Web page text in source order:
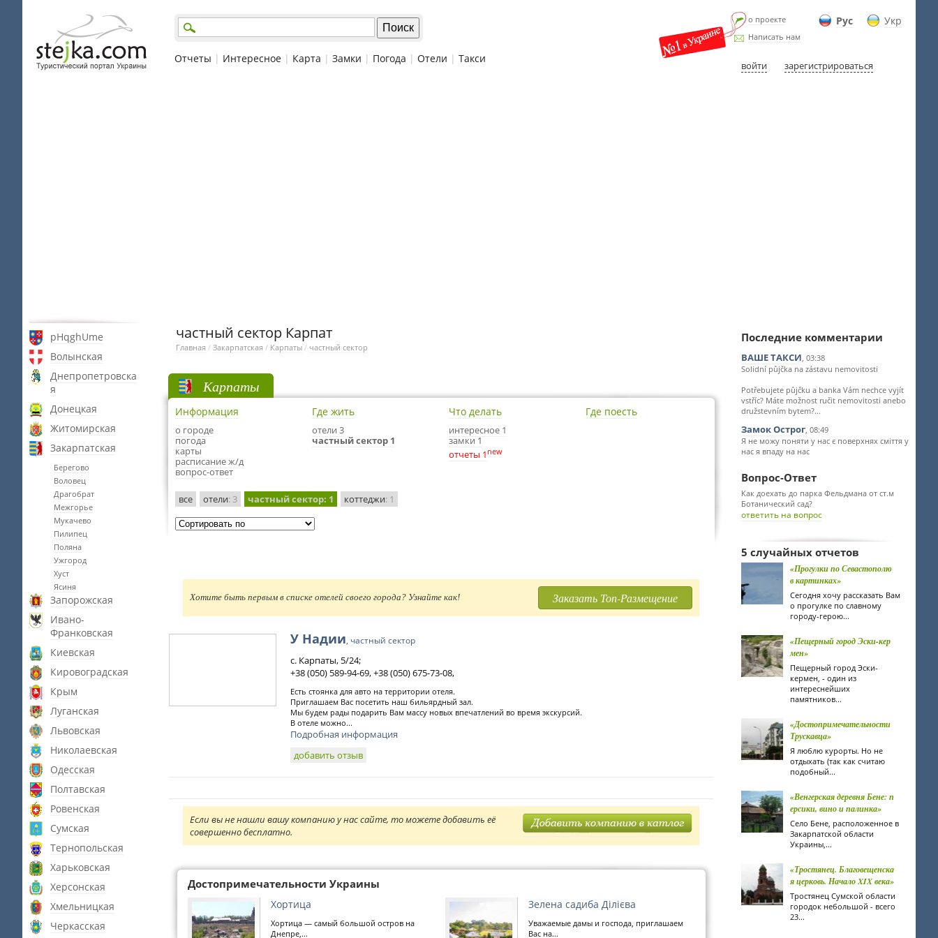
Рус Укр
о проекте
Написать нам
войти зарегистрироваться
Отчеты | Интересное | Карта | Замки | Погода | Отели | Такси
pHqghUme
Волынская
Днепропетровска
я
Донецкая
Житомирская
Закарпатская
Берегово
Воловец
Драгобрат
Межгорье
Мукачево
Пилипец
Поляна
Ужгород
Хуст
Ясиня
Запорожская
Ивано-
Франковская
Киевская
Кировоградская
Крым
Луганская
Львовская
Николаевская
Одесская
Полтавская
Ровенская
Сумская
Тернопольская
Харьковская
Херсонская
Хмельницкая
Черкасская
частный сектор Карпат
Главная / Закарпатская / Карпаты / частный сектор
Карпаты
Информация
о городе
погода
карты
расписание ж/д
вопрос-ответ
Где жить
отели 3
частный сектор 1
Что делать
интересное 1
замки 1
отчеты 1 new
Где поесть
все отели: 3 частный сектор: 1 коттеджи: 1
Хотите быть первым в списке отелей своего города? Узнайте как! Заказать Топ-Размещение
У Надии, частный сектор
с. Карпаты, 5/24;
+38 (050) 589-94-69, +38 (050) 675-73-08,
Есть стоянка для авто на территории отеля.
Приглашаем Вас посетить наш бильярдный зал.
Мы будем рады подарить Вам массу новых впечатлений во время экскурсий.
В отеле можно...
Подробная информация
добавить отзыв
Если вы не нашли вашу компанию у нас сайте, то можете добавить её
совершенно бесплатно.
Достопримечательности Украины
Хортица
Хортица — самый большой остров на
Днепре,...
Зелена садиба Ділієва
Уважаемые дамы и господа, приглашаем
Вас на...
Последние комментарии
ВАШЕ ТАКСИ, 03:38
Solidní půjčka na zástavu nemovitosti
Potřebujete půjčku a banka Vám nechce vyjít
vstříc? Máte možnost ručit nemovitosti anebo
družstevním bytem?...
Замок Острог, 08:49
Я не можу поняти у нас є поверхнях сміття у
нас я впаду на нас
Вопрос-Ответ
Как доехать до парка Фельдмана от ст.м
Ботанический сад?
ответить на вопрос
5 случайных отчетов
«Прогулки по Севастополю
в картинках»
Сегодня хочу рассказать Вам
о прогулке по славному
городу-герою...
«Пещерный город Эски-кер
мен»
Пещерный город Эски-
кермен, - один из
интереснейших
памятников...
«Достопримечательности
Трускавца»
Я люблю курорты. Но не
отдыхать (так как считаю
подобный...
«Венгерская деревня Бене: п
ерсики, вино и палинка»
Село Бене, расположенное в
Закарпатской области
Украины,...
«Тростянец. Благовещенска
я церковь. Начало XIX века»
Тростянец Сумской области
городок небольшой - всего
23...